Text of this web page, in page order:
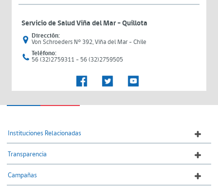
Servicio de Salud Viña del Mar – Quillota
Dirección:
Von Schroeders N° 392, Viña del Mar - Chile
Teléfono:
56 (32)2759311 - 56 (32)2759505
Instituciones Relacionadas
Transparencia
Campañas